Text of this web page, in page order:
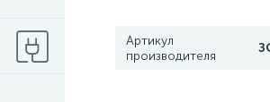
Артикул
производителя